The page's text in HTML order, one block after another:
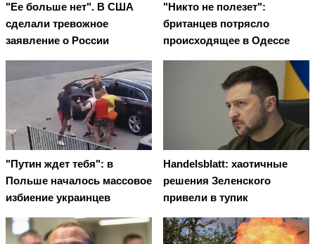
"Ее больше нет". В США
сделали тревожное
заявление о России
"Никто не полезет":
британцев потрясло
происходящее в Одессе
"Путин ждет тебя": в
Польше началось массовое
избиение украинцев
Handelsblatt: хаотичные
решения Зеленского
привели в тупик